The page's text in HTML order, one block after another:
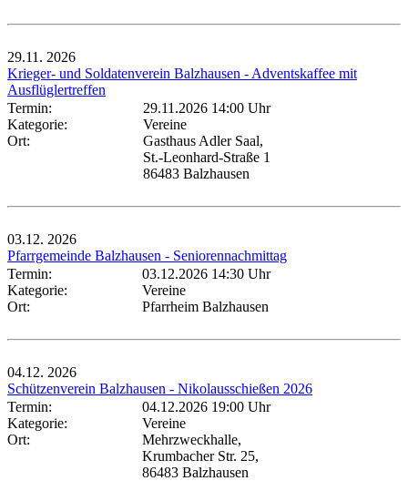
29.11. 2026
Krieger- und Soldatenverein Balzhausen - Adventskaffee mit
Ausflüglertreffen
Termin:
29.11.2026 14:00 Uhr
Kategorie:
Vereine
Ort:
Gasthaus Adler Saal,
St.-Leonhard-Straße 1
86483 Balzhausen
03.12. 2026
Pfarrgemeinde Balzhausen - Seniorennachmittag
Termin:
03.12.2026 14:30 Uhr
Kategorie:
Vereine
Ort:
Pfarrheim Balzhausen
04.12. 2026
Schützenverein Balzhausen - Nikolausschießen 2026
Termin:
04.12.2026 19:00 Uhr
Kategorie:
Vereine
Ort:
Mehrzweckhalle,
Krumbacher Str. 25,
86483 Balzhausen